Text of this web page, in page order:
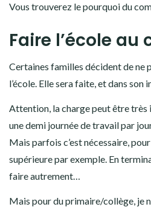
Vous trouverez le pourquoi du
Faire l’école au
Certaines familles décident de ne
l’école. Elle sera faite, et dans son
Attention, la charge peut être
une demi journée de travail par
Mais parfois c’est nécessaire,
supérieure par exemple. En
faire autrement…
Mais pour du primaire/collège, je